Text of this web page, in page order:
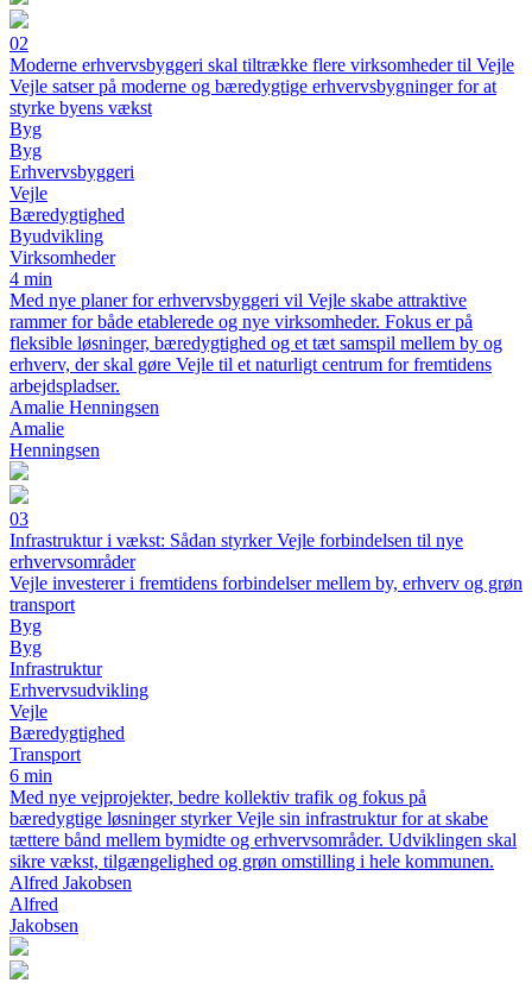
02
Moderne erhvervsbyggeri skal tiltrække flere virksomheder til Vejle
Vejle satser på moderne og bæredygtige erhvervsbygninger for at
styrke byens vækst
Byg
Byg
Erhvervsbyggeri
Vejle
Bæredygtighed
Byudvikling
Virksomheder
4 min
Med nye planer for erhvervsbyggeri vil Vejle skabe attraktive
rammer for både etablerede og nye virksomheder. Fokus er på
fleksible løsninger, bæredygtighed og et tæt samspil mellem by og
erhverv, der skal gøre Vejle til et naturligt centrum for fremtidens
arbejdspladser.
Amalie Henningsen
Amalie
Henningsen
03
Infrastruktur i vækst: Sådan styrker Vejle forbindelsen til nye
erhvervsområder
Vejle investerer i fremtidens forbindelser mellem by, erhverv og grøn
transport
Byg
Byg
Infrastruktur
Erhvervsudvikling
Vejle
Bæredygtighed
Transport
6 min
Med nye vejprojekter, bedre kollektiv trafik og fokus på
bæredygtige løsninger styrker Vejle sin infrastruktur for at skabe
tættere bånd mellem bymidte og erhvervsområder. Udviklingen skal
sikre vækst, tilgængelighed og grøn omstilling i hele kommunen.
Alfred Jakobsen
Alfred
Jakobsen